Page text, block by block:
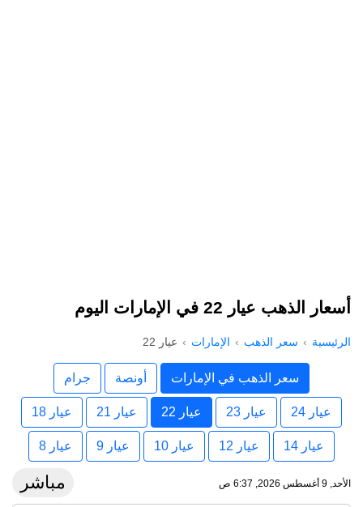
أسعار الذهب عيار 22 في الإمارات اليوم
الرئيسية سعر الذهب الإمارات عيار 22
سعر الذهب في الإمارات أونصة جرام
عيار 24 عيار 23 عيار 22 عيار 21 عيار 18
عيار 14 عيار 12 عيار 10 عيار 9 عيار 8
الأحد, 9 أغسطس 2026, 6:37 ص مباشر